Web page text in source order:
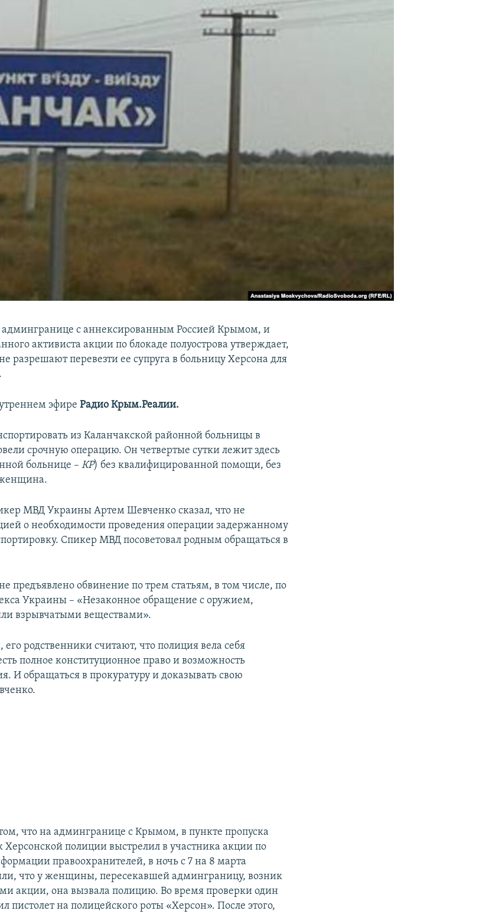
админгранице с аннексированным Россией Крымом, и
активиста акции по блокаде полуострова утверждает,
разрешают перевезти ее супруга в больницу Херсона для
утреннем эфиреРадио Крым.Реалии.
из Каланчакской районной больницы в
срочную операцию. Он четвертые сутки лежит здесь
больнице – КР) без квалифицированной помощи, без
женщина.
МВД Украины Артем Шевченко сказал, что не
о необходимости проведения операции задержанному
Спикер МВД посоветовал родным обращаться в
предъявлено обвинение по трем статьям, в том числе, по
Украины – «Незаконное обращение с оружием,
взрывчатыми веществами».
родственники считают, что полиция вела себя
полное конституционное право и возможность
И обращаться в прокуратуру и доказывать свою
что на админгранице с Крымом, в пункте пропуска
Херсонской полиции выстрелил в участника акции по
правоохранителей, в ночь с 7 на 8 марта
что у женщины, пересекавшей админграницу, возник
акции, она вызвала полицию. Во время проверки один
пистолет на полицейского роты «Херсон». После этого,